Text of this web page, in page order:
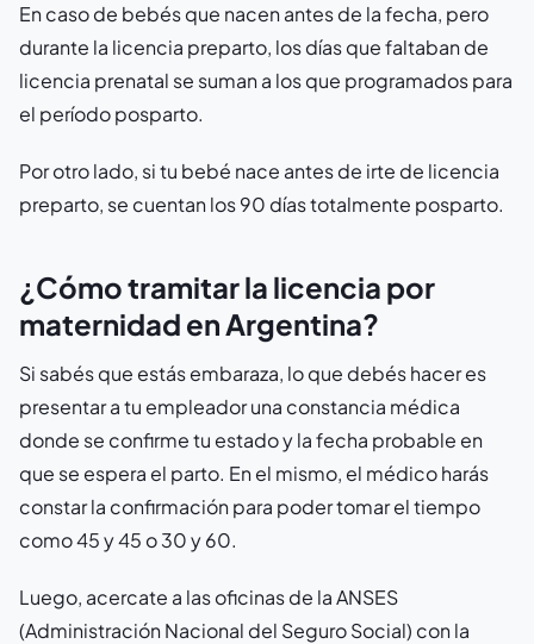
En caso de bebés que nacen antes de la fecha, pero
durante la licencia preparto, los días que faltaban de
licencia prenatal se suman a los que programados para
el período posparto.
Por otro lado, si tu bebé nace antes de irte de licencia
preparto, se cuentan los 90 días totalmente posparto.
¿Cómo tramitar la licencia por
maternidad en Argentina?
Si sabés que estás embaraza, lo que debés hacer es
presentar a tu empleador una constancia médica
donde se confirme tu estado y la fecha probable en
que se espera el parto. En el mismo, el médico harás
constar la confirmación para poder tomar el tiempo
como 45 y 45 o 30 y 60.
Luego, acercate a las oficinas de la ANSES
(Administración Nacional del Seguro Social) con la